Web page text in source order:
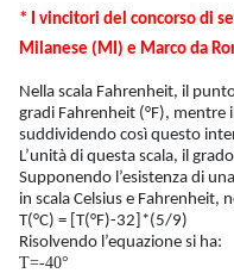
* I vincitori del concorso di
Milanese (MI) e Marco da
Nella scala Fahrenheit, il
gradi Fahrenheit (°F), mentre
suddividendo così questo
L’unità di questa scala, il
Supponendo l’esistenza di
in scala Celsius e Fahrenheit,
T(°C) = [T(°F)-32]*(5/9)
Risolvendo l’equazione si ha:
T=-40°